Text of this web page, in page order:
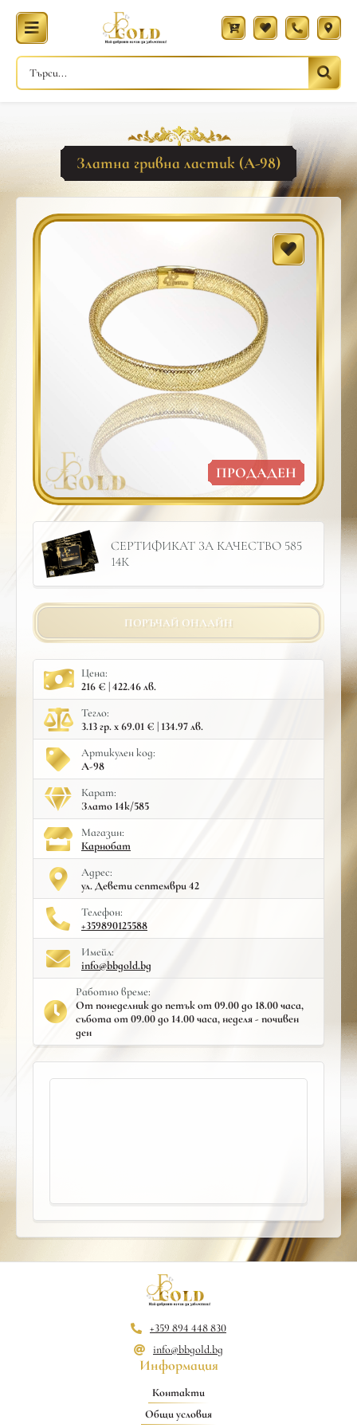
Златна гривна ластик (A-98)
ПРОДАДЕН
СЕРТИФИКАТ ЗА КАЧЕСТВО 585
14К
ПОРЪЧАЙ ОНЛАЙН
Цена:
216 € | 422.46 лв.
Тегло:
3.13 гр. x 69.01 € | 134.97 лв.
Артикулен код:
A-98
Карат:
Злато 14к/585
Mагазин:
Карнобат
Адрес:
ул. Девети септември 42
Телефон:
+359890125588
Имейл:
info@bbgold.bg
Работно време:
От понеделник до петък от 09.00 до 18.00 часа,
събота от 09.00 до 14.00 часа, неделя - почивен
ден
+359 894 448 830
info@bbgold.bg
Информация
Контакти
Общи условия